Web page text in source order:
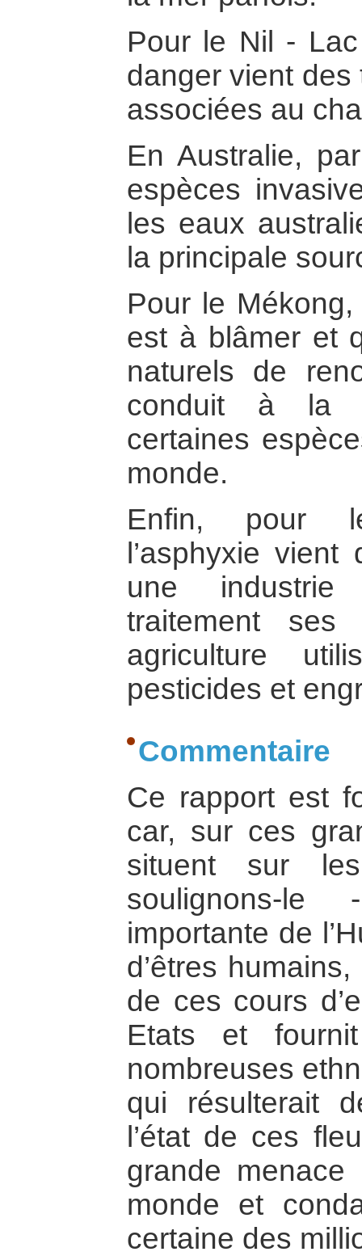
Pour le Nil -
danger vient
associées au
En Australie,
espèces
les eaux
la principale
Pour le
est à blâmer et
naturels de
conduit à la
certaines
monde.
Enfin, pour
l’asphyxie
une
traitement
agriculture
pesticides et
Commentaire
Ce rapport est
car, sur ces
situent sur
soulignons-
importante de
d’êtres
de ces cours
Etats et
nombreuses
qui résulterait
l’état de ces
grande
monde et
certaine des